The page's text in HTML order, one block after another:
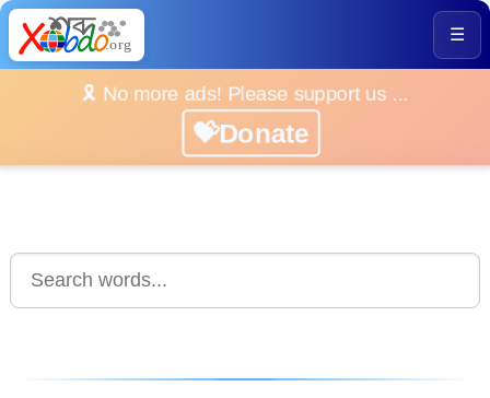
☰
🎗️ No more ads! Please support us ...
💝Donate